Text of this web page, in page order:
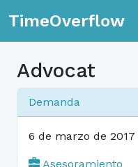
TimeOverflow
Advocat
Demanda
6 de marzo de 2017
Asesoramiento